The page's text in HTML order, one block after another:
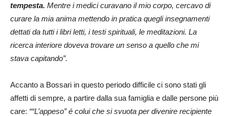
tempesta. Mentre i medici curavano il mio corpo, cercavo di
curare la mia anima mettendo in pratica quegli insegnamenti
dettati da tutti i libri letti, i testi spirituali, le meditazioni. La
ricerca interiore doveva trovare un senso a quello che mi
stava capitando”.
Accanto a Bossari in questo periodo difficile ci sono stati gli
affetti di sempre, a partire dalla sua famiglia e dalle persone più
care: ““L’appeso” é colui che si svuota per divenire recipiente